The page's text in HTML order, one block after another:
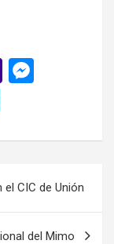
Y
o
M
ail
n
er
m
p
ar
tir
CIC de Unión
del Mimo